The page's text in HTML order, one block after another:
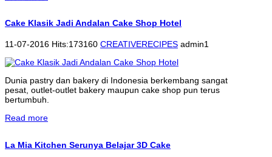
Cake Klasik Jadi Andalan Cake Shop Hotel
11-07-2016 Hits:173160 CREATIVERECIPES admin1
Dunia pastry dan bakery di Indonesia berkembang sangat
pesat, outlet-outlet bakery maupun cake shop pun terus
bertumbuh.
Read more
La Mia Kitchen Serunya Belajar 3D Cake